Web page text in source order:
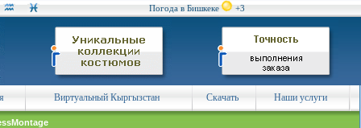
Погода в Бишкеке +3
Виртуальный Кыргызстан Скачать Наши услуги